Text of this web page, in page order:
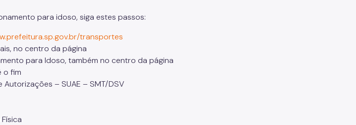
para idoso, siga estes passos:
transportes
no centro da página
para Idoso, também no centro da página
o fim
– SUAE – SMT/DSV